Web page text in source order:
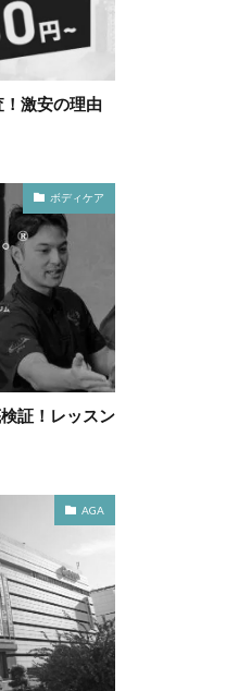
！激安の理由
ボディケア
証！レッスン
AGA